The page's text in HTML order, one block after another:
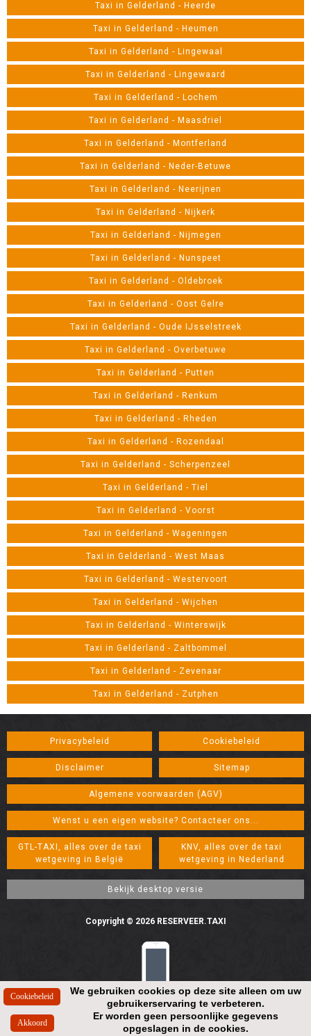
We gebruiken cookies op deze site alleen om uw
gebruikerservaring te verbeteren.
Er worden geen persoonlijke gegevens
opgeslagen in de cookies.
Taxi in Gelderland - Heerde
Taxi in Gelderland - Heumen
Taxi in Gelderland - Lingewaal
Taxi in Gelderland - Lingewaard
Taxi in Gelderland - Lochem
Taxi in Gelderland - Maasdriel
Taxi in Gelderland - Montferland
Taxi in Gelderland - Neder-Betuwe
Taxi in Gelderland - Neerijnen
Taxi in Gelderland - Nijkerk
Taxi in Gelderland - Nijmegen
Taxi in Gelderland - Nunspeet
Taxi in Gelderland - Oldebroek
Taxi in Gelderland - Oost Gelre
Taxi in Gelderland - Oude IJsselstreek
Taxi in Gelderland - Overbetuwe
Taxi in Gelderland - Putten
Taxi in Gelderland - Renkum
Taxi in Gelderland - Rheden
Taxi in Gelderland - Rozendaal
Taxi in Gelderland - Scherpenzeel
Taxi in Gelderland - Tiel
Taxi in Gelderland - Voorst
Taxi in Gelderland - Wageningen
Taxi in Gelderland - West Maas
Taxi in Gelderland - Westervoort
Taxi in Gelderland - Wijchen
Taxi in Gelderland - Winterswijk
Taxi in Gelderland - Zaltbommel
Taxi in Gelderland - Zevenaar
Taxi in Gelderland - Zutphen
Privacybeleid Cookiebeleid
Disclaimer Sitemap
Algemene voorwaarden (AGV)
Wenst u een eigen website? Contacteer ons...
GTL-TAXI, alles over de taxi
wetgeving in België
KNV, alles over de taxi
wetgeving in Nederland
Copyright © 2026 RESERVEER.TAXI
Resolution: 448*896